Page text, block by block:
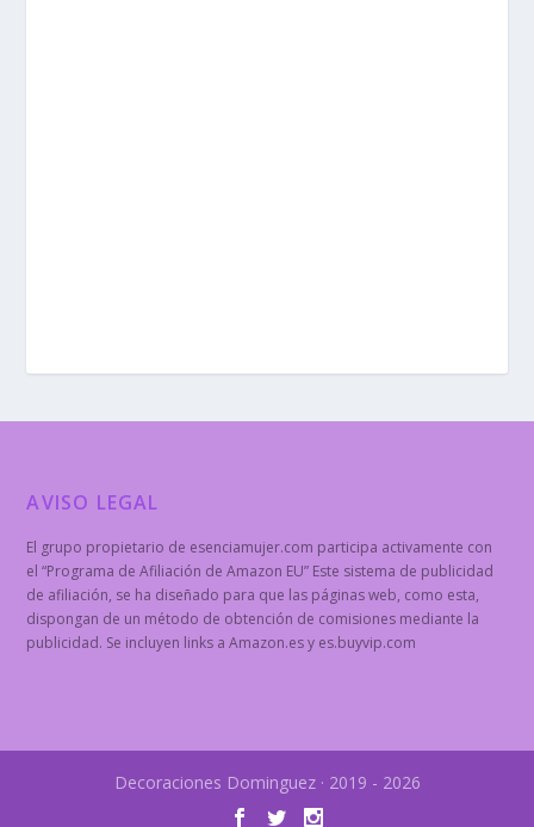
AVISO LEGAL
El grupo propietario de esenciamujer.com participa activamente con
el “Programa de Afiliación de Amazon EU” Este sistema de publicidad
de afiliación, se ha diseñado para que las páginas web, como esta,
dispongan de un método de obtención de comisiones mediante la
publicidad. Se incluyen links a Amazon.es y es.buyvip.com
Decoraciones Dominguez · 2019 - 2026